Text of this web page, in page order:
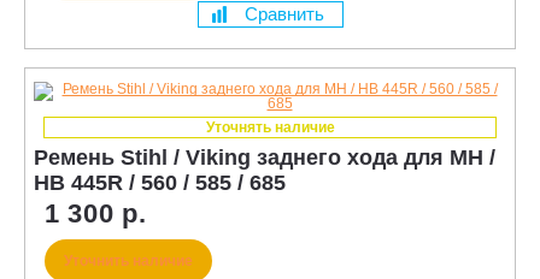
Сравнить
Уточнять наличие
Ремень Stihl / Viking заднего хода для MH /
HB 445R / 560 / 585 / 685
1 300 р.
Уточнить наличие